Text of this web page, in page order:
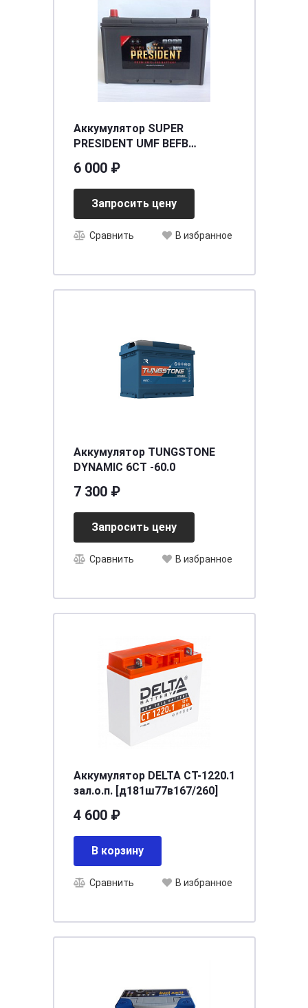
Аккумулятор SUPER
PRESIDENT UMF BEFB
6 000 ₽
Запросить цену
Сравнить В избранное
Аккумулятор TUNGSTONE
DYNAMIC 6СТ -60.0
7 300 ₽
Запросить цену
Сравнить В избранное
Аккумулятор DELTA СТ-1220.1
зал.о.п. [д181ш77в167/260]
4 600 ₽
В корзину
Сравнить В избранное